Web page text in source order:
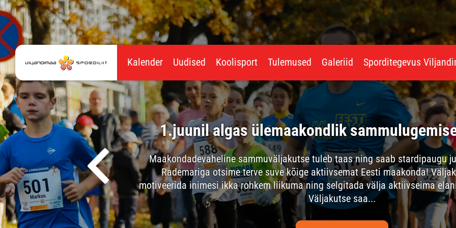
Kalender Uudised Koolisport Tulemused Galeriid Sporditegevus
mitmevõistlus
5.kl. kergejõustiku
ja 600 m jooks.
1.juunil algas ülemaakondlik
Maakondadevaheline sammuväljakutse tuleb taas ning saab stardipaugu
Rademariga otsime terve suve kõige aktiivsemat Eesti maakonda!
motiveerida inimesi ikka rohkem liikuma ning selgitada välja aktiivseima
Väljakutse saa...